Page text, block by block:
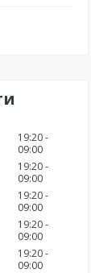
19:20
09:00
19:20
09:00
19:20
09:00
19:20
09:00
19:20
09:00